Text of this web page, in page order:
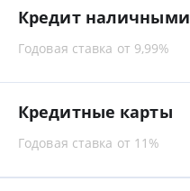
Кредит наличными
Годовая ставка от 9,99%
Кредитные карты
Годовая ставка от 11%